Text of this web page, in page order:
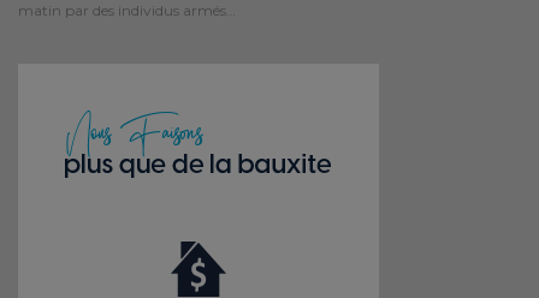
matin par des individus armés…